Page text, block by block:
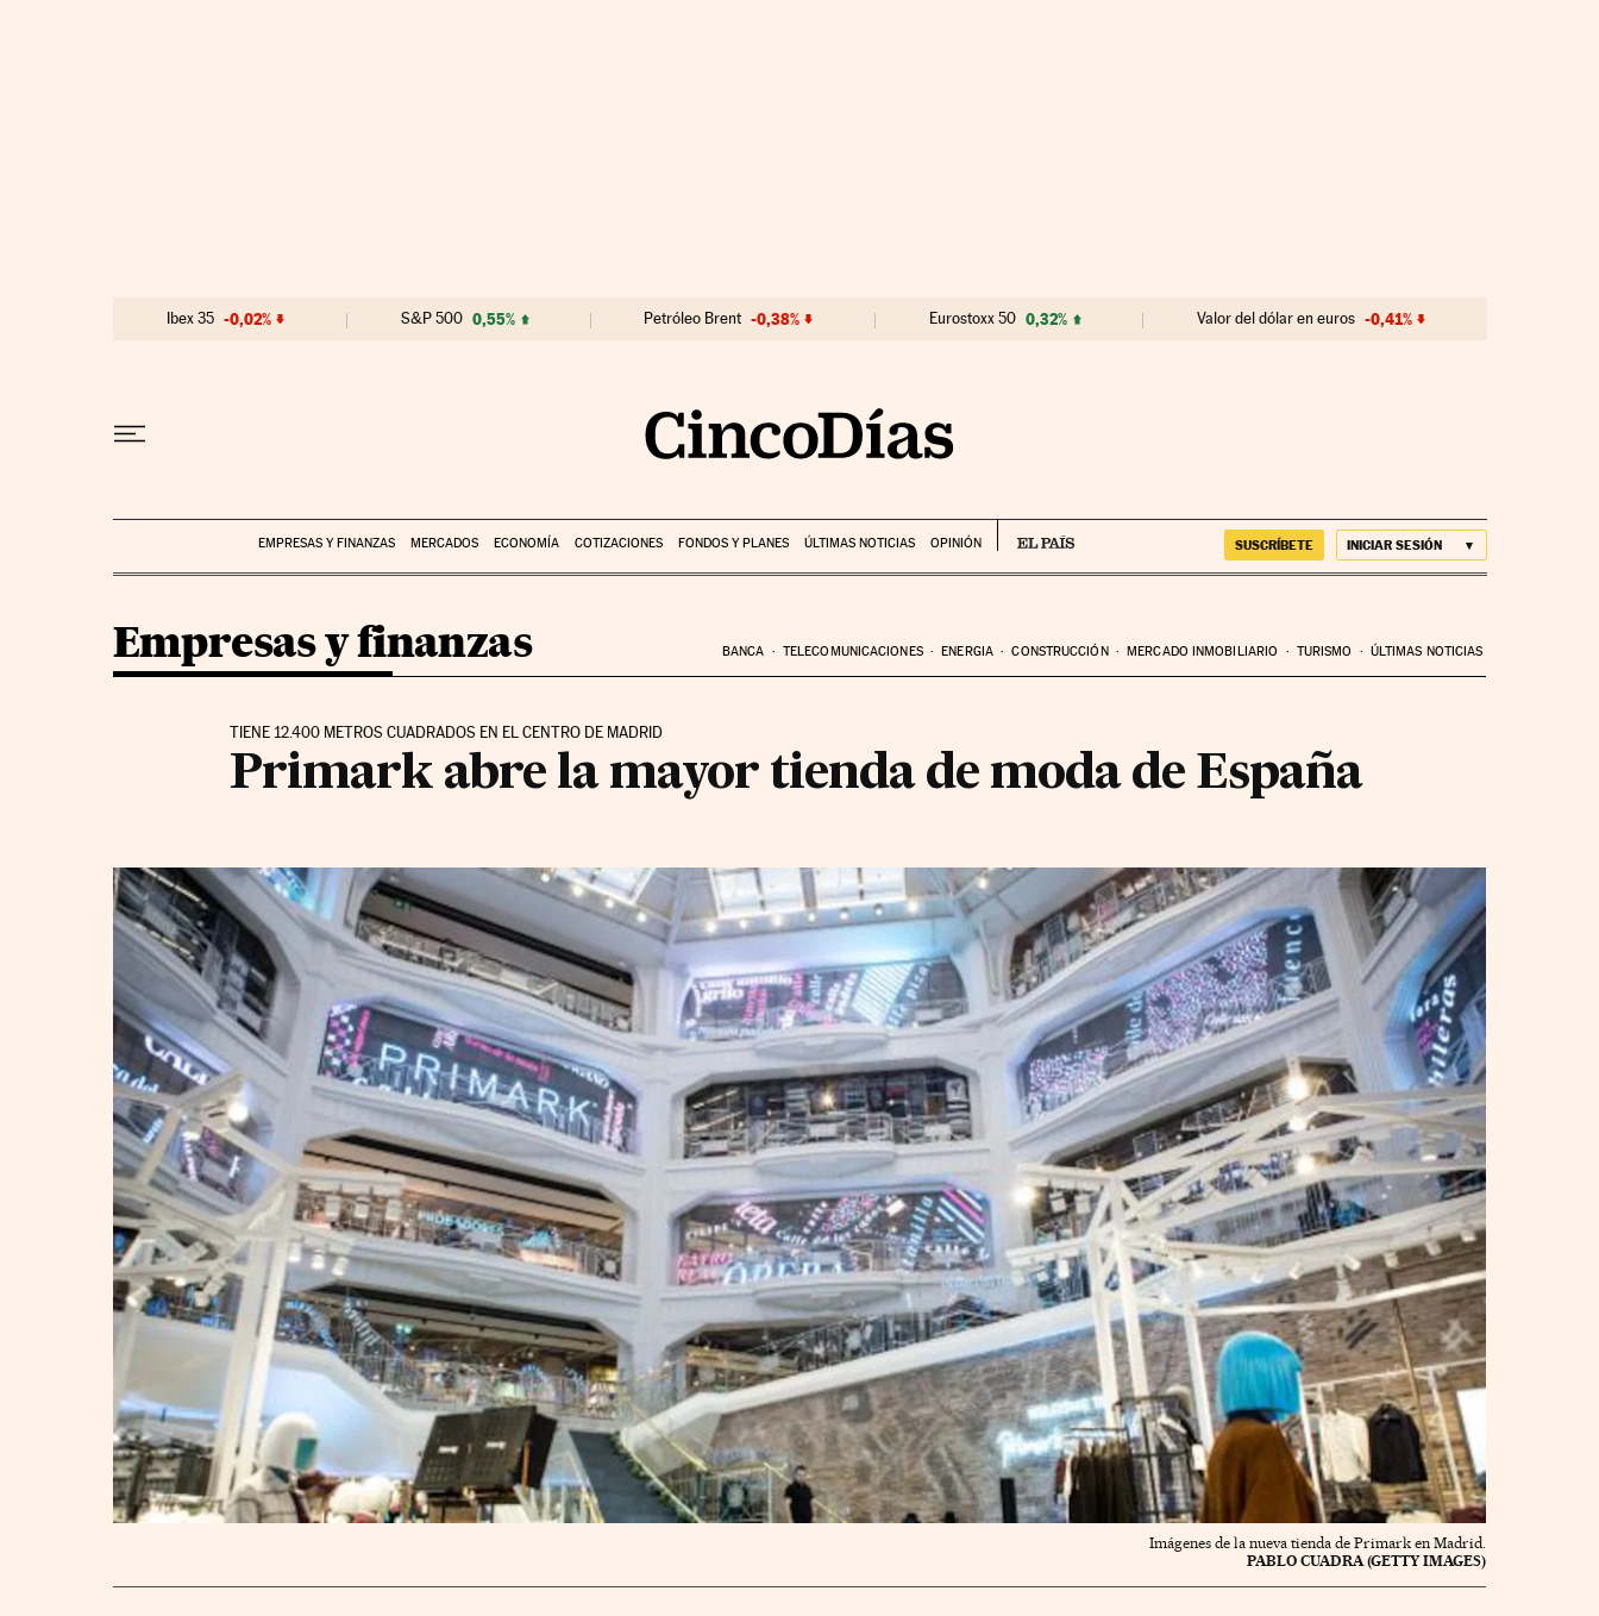
Ibex 35 -0,02% S&P 500 0,55% Petróleo Brent -0,38% Eurostoxx 50 0,32% Valor del dólar en euros -0,41%
EMPRESAS Y FINANZAS MERCADOS ECONOMÍA COTIZACIONES FONDOS Y PLANES ÚLTIMAS NOTICIAS OPINIÓN SUSCRÍBETE INICIAR SESIÓN
Empresas y finanzas BANCA TELECOMUNICACIONES ENERGIA CONSTRUCCIÓN MERCADO INMOBILIARIO TURISMO ÚLTIMAS NOTICIAS
TIENE 12.400 METROS CUADRADOS EN EL CENTRO DE MADRID
Primark abre la mayor tienda de moda de España
Imágenes de la nueva tienda de Primark en Madrid.
PABLO CUADRA (GETTY IMAGES)